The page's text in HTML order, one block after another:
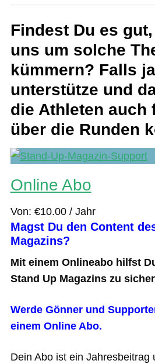
Findest Du es
uns um solche
kümmern? Falls
unterstütze und
die Athleten auch
über die Runden
Online Abo
Von: €10.00 / Jahr
Magst Du den Content
Magazins?
Mit einem Onlineabo hilfst
Stand Up Magazins zu
Werde Gönner und
einem Online Abo.
Dein Abo ist ein Jahresbeitrag